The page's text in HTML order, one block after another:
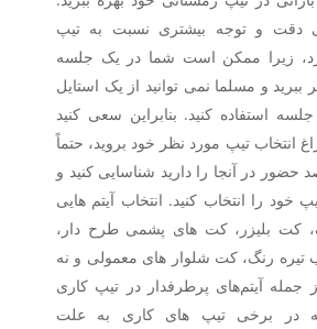
دقت و توجه بیشتری نسبت به تیپ
زیرا ممکن است شما در یک جلسه
و مسلما نمی توانید از یک استایل
استفاده کنید. بنابراین سعی کنید
انتخاب تیپ مورد نظر خود بروید، حتماً
حضور در آنجا را دارید شناسایی کنید و
خود را انتخاب کنید. انتخاب آیتم هایی
کت بلیزر، کت های پشمی طرح دار،
تیره رنگ، کت شلوار های معمولی و نه
جمله آیتم‌های پرطرفدار در تیپ کاری
در برخی تیپ های کاری به علت